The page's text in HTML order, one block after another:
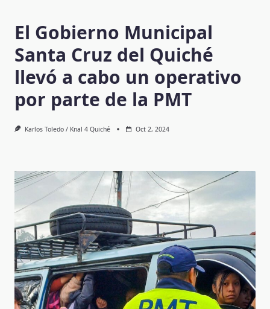
El Gobierno Municipal
Santa Cruz del Quiché
llevó a cabo un operativo
por parte de la PMT
Karlos Toledo / Knal 4 Quiché Oct 2, 2024